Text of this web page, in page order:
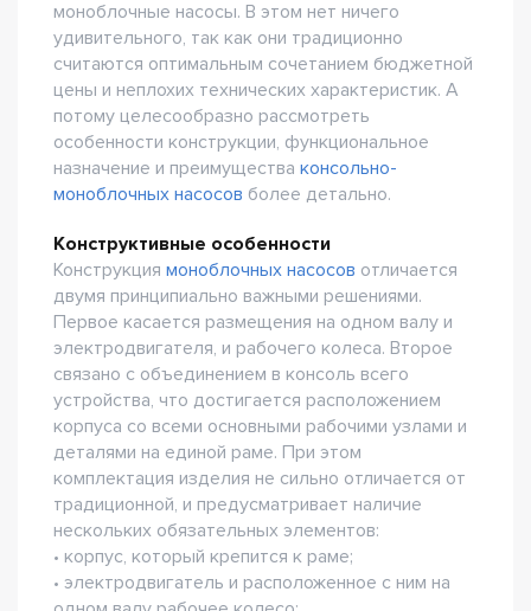
моноблочные насосы. В этом нет ничего
удивительного, так как они традиционно
считаются оптимальным сочетанием бюджетной
цены и неплохих технических характеристик. А
потому целесообразно рассмотреть
особенности конструкции, функциональное
назначение и преимущества консольно-
моноблочных насосов более детально.
Конструктивные особенности
Конструкция моноблочных насосов отличается
двумя принципиально важными решениями.
Первое касается размещения на одном валу и
электродвигателя, и рабочего колеса. Второе
связано с объединением в консоль всего
устройства, что достигается расположением
корпуса со всеми основными рабочими узлами и
деталями на единой раме. При этом
комплектация изделия не сильно отличается от
традиционной, и предусматривает наличие
нескольких обязательных элементов:
• корпус, который крепится к раме;
• электродвигатель и расположенное с ним на